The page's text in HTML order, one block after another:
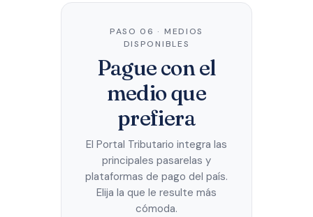
PASO 06 · MEDIOS
DISPONIBLES
Pague con el
medio que
prefiera
El Portal Tributario integra las
principales pasarelas y
plataformas de pago del país.
Elija la que le resulte más
cómoda.